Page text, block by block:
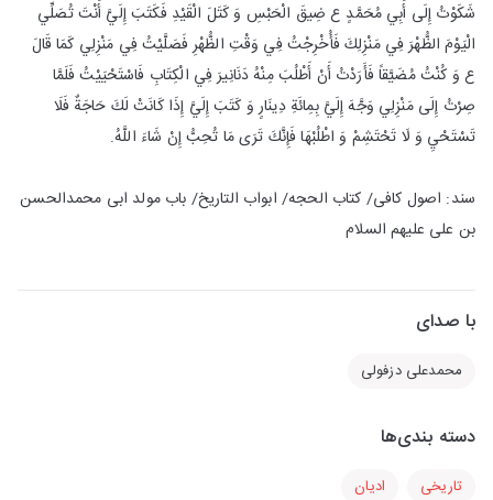
شَكَوْتُ إِلَى أَبِي مُحَمَّدٍ ع ضِيقَ الْحَبْسِ وَ كَتَلَ الْقَيْدِ فَكَتَبَ إِلَيَّ أَنْتَ تُصَلِّي
الْيَوْمَ الظُّهْرَ فِي مَنْزِلِكَ فَأُخْرِجْتُ فِي وَقْتِ الظُّهْرِ فَصَلَّيْتُ فِي مَنْزِلِي كَمَا قَالَ
ع وَ كُنْتُ مُضَيَّقاً فَأَرَدْتُ أَنْ أَطْلُبَ مِنْهُ دَنَانِيرَ فِي الْكِتَابِ فَاسْتَحْيَيْتُ فَلَمَّا
صِرْتُ إِلَى مَنْزِلِي وَجَّهَ إِلَيَّ بِمِائَةِ دِينَارٍ وَ كَتَبَ إِلَيَّ إِذَا كَانَتْ لَكَ حَاجَةٌ فَلَا
تَسْتَحْيِ وَ لَا تَحْتَشِمْ وَ اطْلُبْهَا فَإِنَّكَ تَرَى مَا تُحِبُّ إِنْ شَاءَ اللَّهُ.
سند: اصول کافی/ کتاب الحجه/ ابواب التاریخ/ باب مولد ابی محمدالحسن
بن علی علیهم السلام
با صدای
محمدعلی دزفولی
دسته بندی‌ها
تاریخی ادیان